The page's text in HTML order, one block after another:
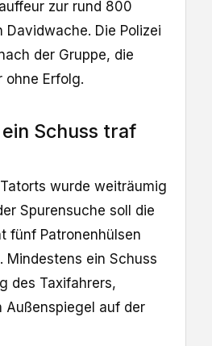
zur rund 800
Davidwache. Die Polizei
der Gruppe, die
ohne Erfolg.
Schuss traf
wurde weiträumig
Spurensuche soll die
fünf Patronenhülsen
Mindestens ein Schuss
des Taxifahrers,
Außenspiegel auf der